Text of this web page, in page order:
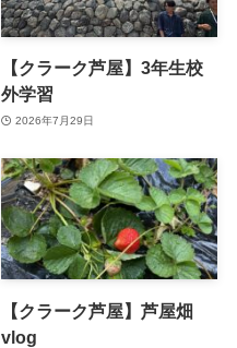
【クラーク芦屋】3年生校
外学習
2026年7月29日
【クラーク芦屋】芦屋畑
vlog